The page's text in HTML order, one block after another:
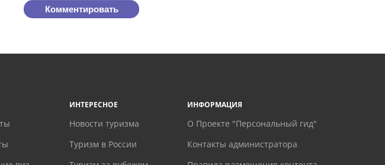
Комментировать
ИНТЕРЕСНОЕ
Новости туризма
Туризм в России
ИНФОРМАЦИЯ
О Проекте "Персональный гид"
Контакты администратора